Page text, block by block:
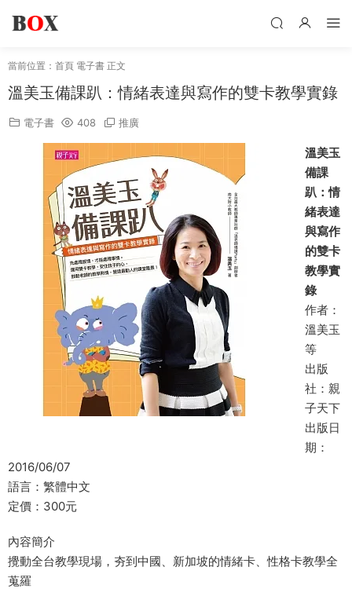
當前位置： 首頁 電子書 正文
溫美玉備課趴：情緒表達與寫作的雙卡教學實錄
電子書 408 推廣
溫美玉
備課
趴：情
緒表達
與寫作
的雙卡
教學實
錄
作者：
溫美玉
等
出版
社：親
子天下
出版日
期：
2016/06/07
語言：繁體中文
定價：300元
內容簡介
攪動全台教學現場，夯到中國、新加坡的情緒卡、性格卡教學全
蒐羅